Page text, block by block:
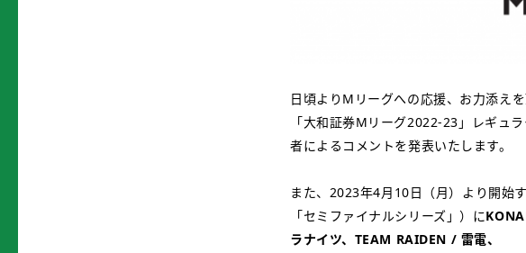
日頃よりMリーグへの応援、お力添え
「大和証券Mリーグ2022-23」レギュ
者によるコメントを発表いたします。
また、2023年4月10日（月）より開始
「セミファイナルシリーズ」）に
ラナイツ、TEAM RAIDEN / 雷電、